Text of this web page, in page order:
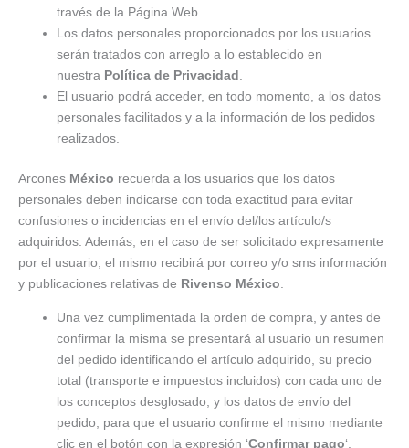
través de la Página Web.
Los datos personales proporcionados por los usuarios
serán tratados con arreglo a lo establecido en
nuestra Política de Privacidad.
El usuario podrá acceder, en todo momento, a los datos
personales facilitados y a la información de los pedidos
realizados.
Arcones México recuerda a los usuarios que los datos
personales deben indicarse con toda exactitud para evitar
confusiones o incidencias en el envío del/los artículo/s
adquiridos. Además, en el caso de ser solicitado expresamente
por el usuario, el mismo recibirá por correo y/o sms información
y publicaciones relativas de Rivenso México.
Una vez cumplimentada la orden de compra, y antes de
confirmar la misma se presentará al usuario un resumen
del pedido identificando el artículo adquirido, su precio
total (transporte e impuestos incluidos) con cada uno de
los conceptos desglosado, y los datos de envío del
pedido, para que el usuario confirme el mismo mediante
clic en el botón con la expresión ‘Confirmar pago‘.